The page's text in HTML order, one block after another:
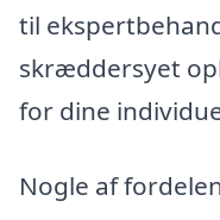
til
skræddersyet
for dine
Nogle af